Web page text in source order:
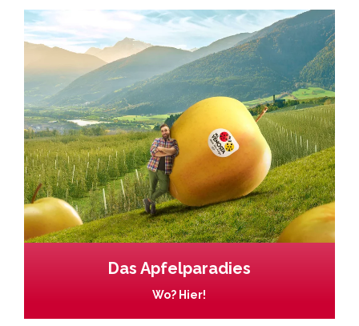
Das Apfelparadies
Wo? Hier!